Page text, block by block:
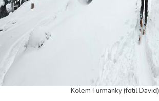
Kolem Furmanky (fotil David)